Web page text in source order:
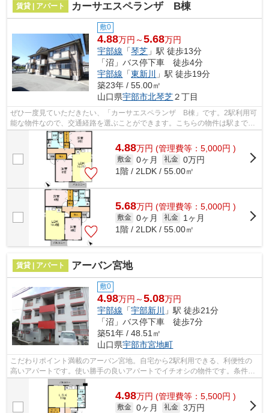
賃貸 | アパート カーサエスペランザ B棟
敷0
4.88万円～5.68万円
宇部線 「琴芝 」駅 徒歩13分
「沼」バス停下車 徒歩4分
宇部線 「東新川
」駅 徒歩19分
築23年 / 55.00㎡
山口県宇部市北琴芝２丁目
ぜひ一度見ていただきたい、「カーサエスペランザ B棟」です。2駅利用可
能な物件なので、交通経路を選ぶことができます。こちらの物件は駅まで徒
歩で13分で到着します。使い勝手の良...
4.88万円 (管理費等：5,000円 )
敷金 0ヶ月 礼金 0万円
1階 / 2LDK / 55.00㎡
5.68万円 (管理費等：5,000円 )
敷金 0ヶ月 礼金
1ヶ月
1階 / 2LDK / 55.00㎡
賃貸 | アパート アーバン宮地
敷0
4.98万円～5.08万円
宇部線 「宇部新川
」駅 徒歩21分
「沼」バス停下車 徒歩7分
築51年 / 48.51㎡
山口県宇部市宮地町
こだわりポイント満載のアーバン宮地。自宅から2駅利用できる、利便性の
高いアパートです。使い勝手の良いアパートでイチオシの物件です。条件の
中からご希望の物件が見つからない場合...
4.98万円 (管理費等：5,500円 )
敷金 0ヶ月 礼金 3万円